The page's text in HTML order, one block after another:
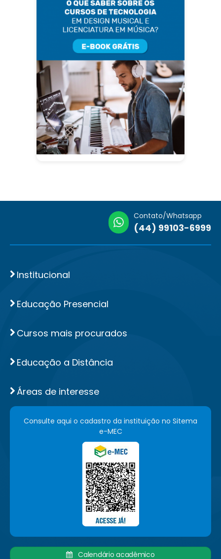
Contato/Whatsapp
(44) 99103-6999
Institucional
Educação Presencial
Cursos mais procurados
Educação a Distância
Áreas de interesse
Consulte aqui o cadastro da instituição no Sitema
e-MEC
Calendário acadêmico